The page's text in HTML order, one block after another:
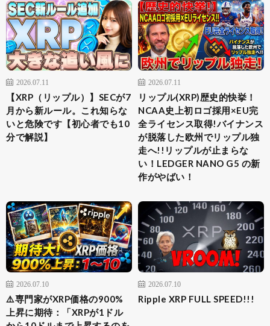
2026.07.11
【XRP（リップル）】SECが7
月から新ルール。これ知らな
いと危険です【初心者でも10
分で解説】
2026.07.11
リップル(XRP)歴史的快挙！
NCAA史上初ロゴ採用×EU完
全ライセンス取得!バイナンス
が脱落した欧州でリップル独
走へ!!リップルが止まらな
い！LEDGER NANO G5 の新
作がやばい！
2026.07.10
⚠️専門家がXRP価格の900%
上昇に期待：「XRPが1ドル
2026.07.10
Ripple XRP FULL SPEED!!!